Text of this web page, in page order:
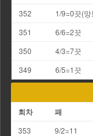
352
1/9=0끗(망
351
6/6=2끗
350
4/3=7끗
349
6/5=1끗
회차 패
353 9/2=11